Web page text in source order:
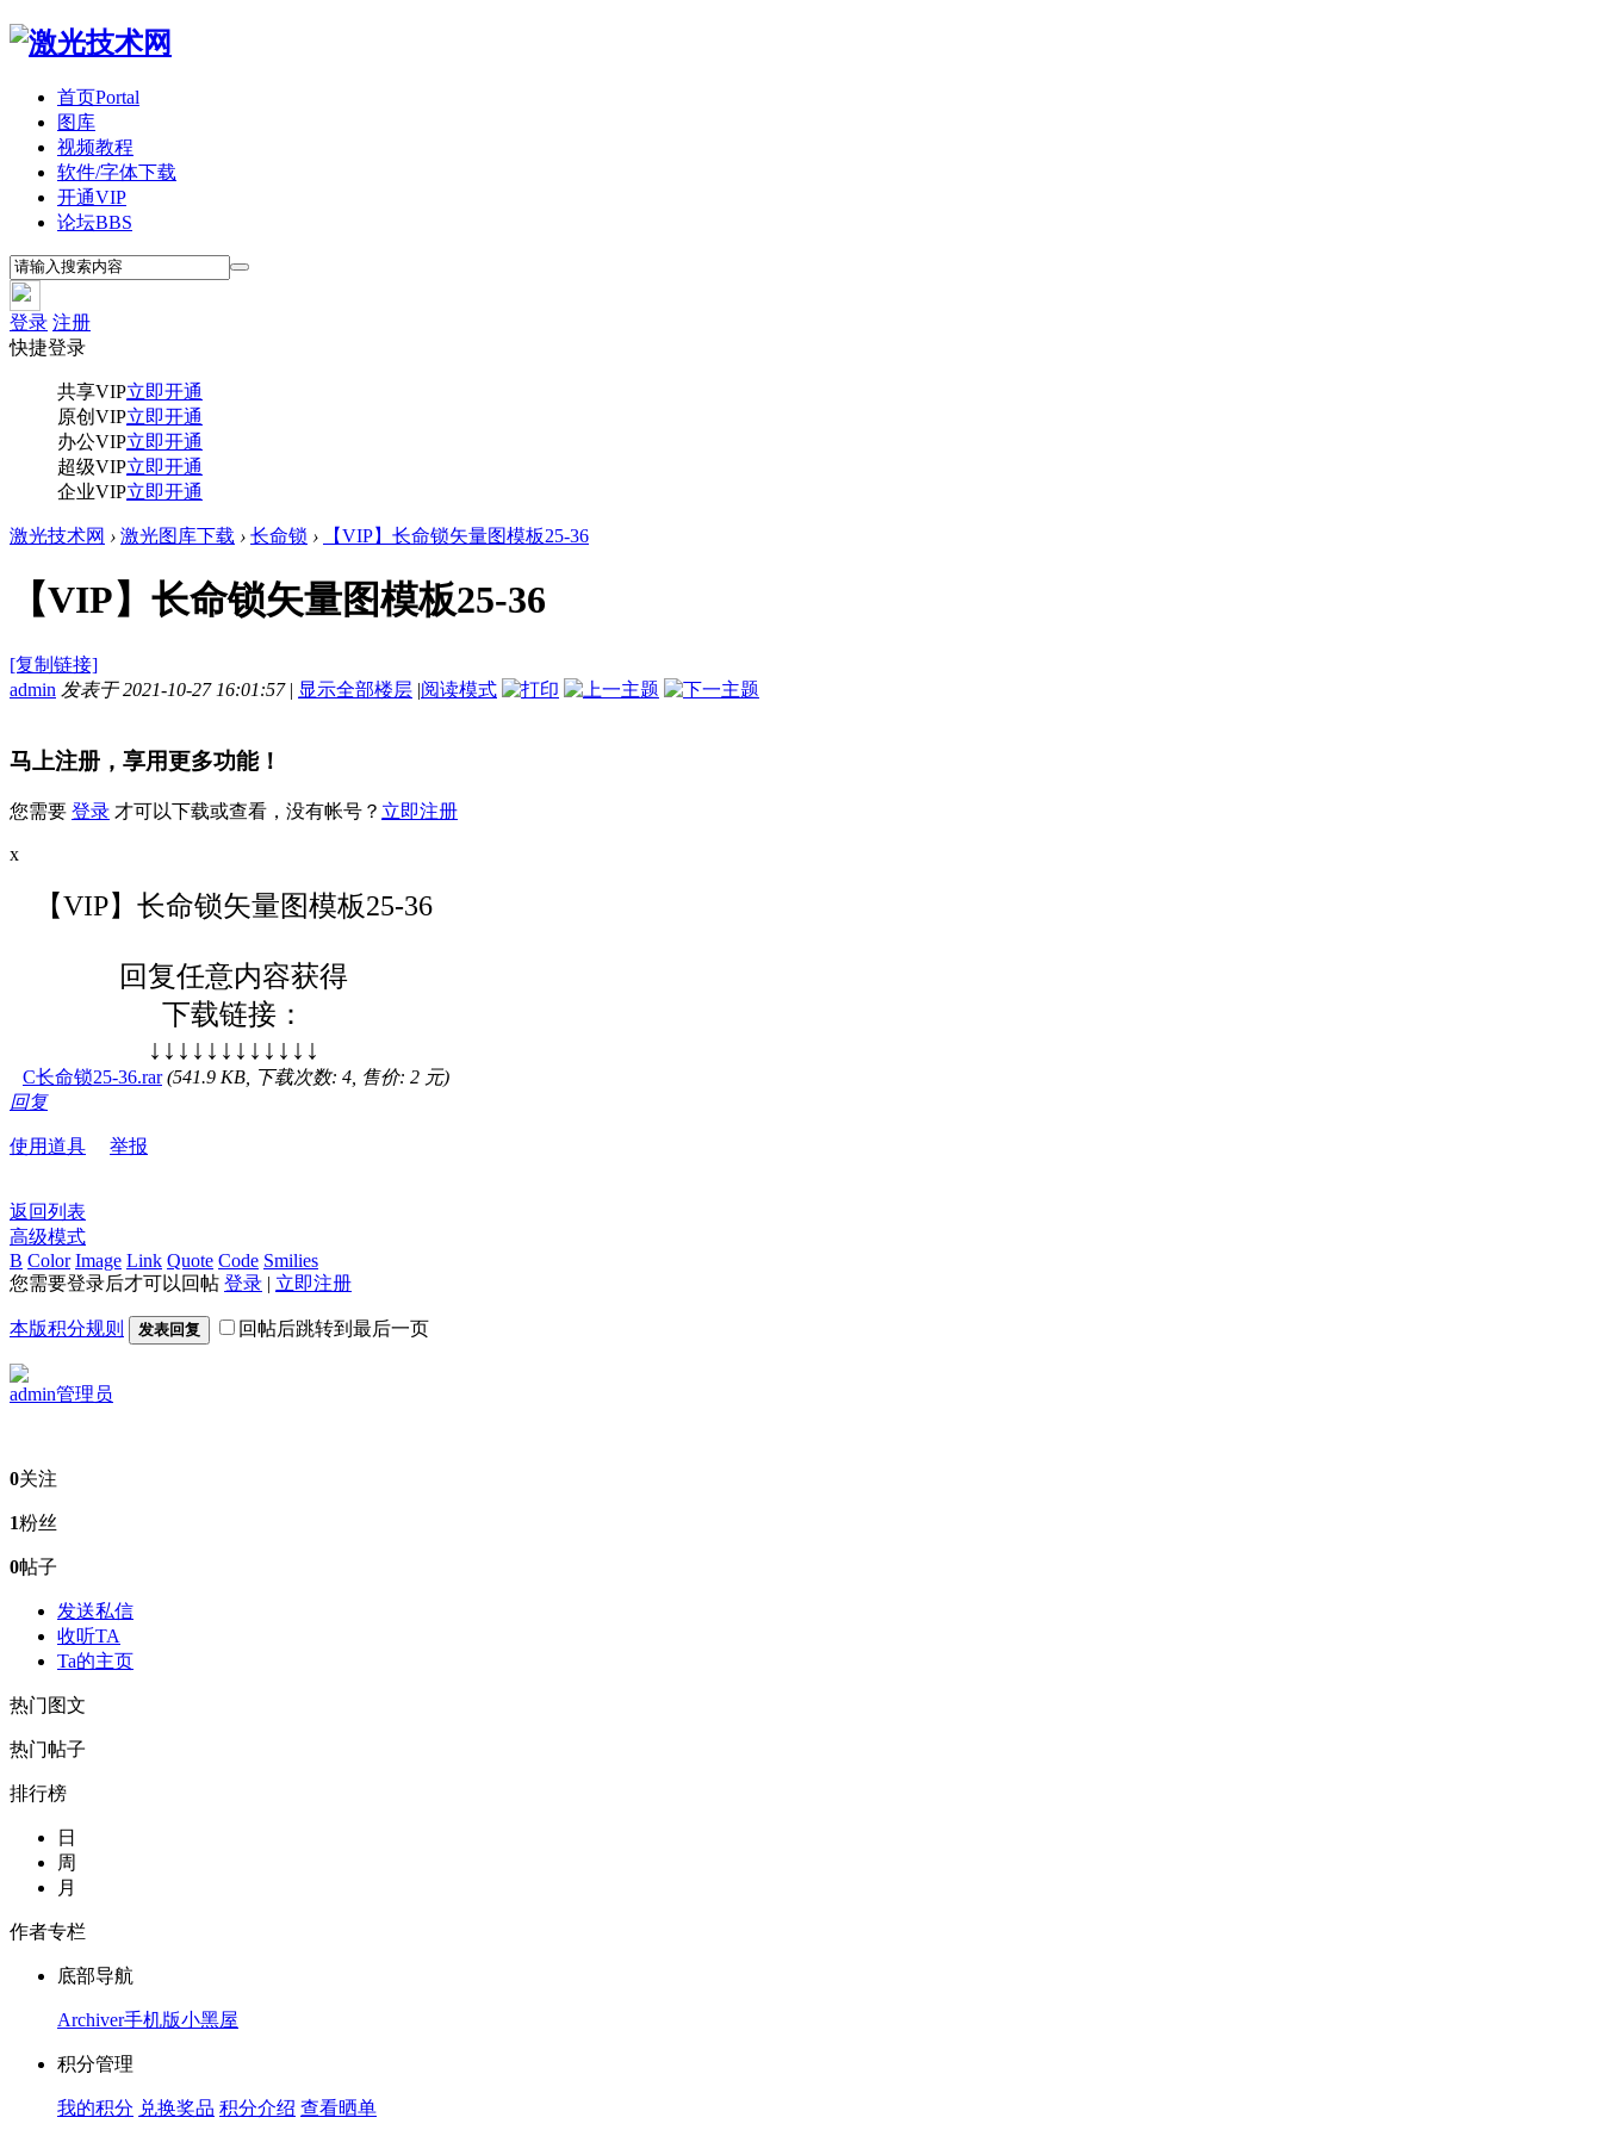
首页Portal
图库
视频教程
软件/字体下载
开通VIP
论坛BBS
登录 注册
快捷登录
共享VIP立即开通
原创VIP立即开通
办公VIP立即开通
超级VIP立即开通
企业VIP立即开通
激光技术网 › 激光图库下载 › 长命锁 › 【VIP】长命锁矢量图模板25-36
【VIP】长命锁矢量图模板25-36
[复制链接]
admin 发表于 2021-10-27 16:01:57 | 显示全部楼层 |阅读模式
马上注册，享用更多功能！
您需要 登录 才可以下载或查看，没有帐号？ 立即注册
x
【VIP】长命锁矢量图模板25-36
回复任意内容获得
下载链接：
↓↓↓↓↓↓↓↓↓↓↓↓
C长命锁25-36.rar (541.9 KB, 下载次数: 4, 售价: 2 元)
回复
使用道具 举报
返回列表
高级模式
B Color Image Link Quote Code Smilies
您需要登录后才可以回帖 登录 | 立即注册
本版积分规则 发表回复 回帖后跳转到最后一页
admin管理员
0关注
1粉丝
0帖子
发送私信
收听TA
Ta的主页
热门图文
热门帖子
排行榜
日
周
月
作者专栏
底部导航
Archiver手机版小黑屋
积分管理
我的积分 兑换奖品 积分介绍 查看晒单